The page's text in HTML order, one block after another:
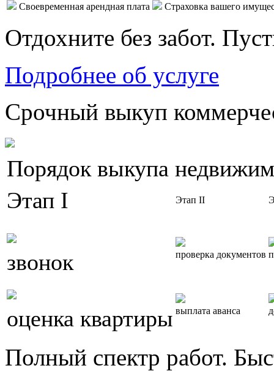
Своевременная арендная плата
Страховка вашего
Отдохните без забот.
Подробнее об услуге
Срочный выкуп
Порядок выкупа
Этап I
Этап II
звонок проверка документов
оценка квартиры выплата аванса
Полный спектр работ.